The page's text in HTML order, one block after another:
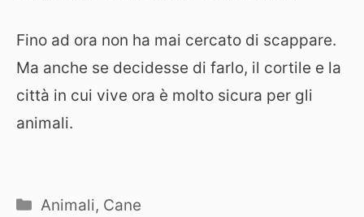
Fino ad ora non ha mai cercato di scappare.
Ma anche se decidesse di farlo, il cortile e la
città in cui vive ora è molto sicura per gli
animali.
Categorie
Animali, Cane